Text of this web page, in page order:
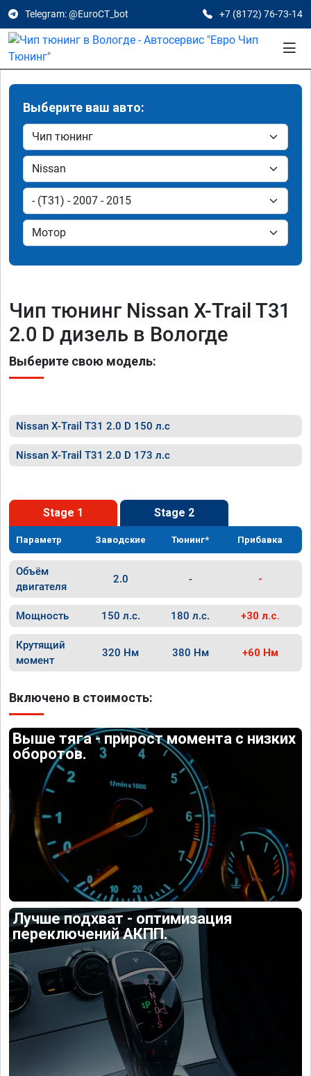
Telegram: @EuroCT_bot +7 (8172) 76-73-14
Выберите ваш авто:
Чип тюнинг Nissan X-Trail T31
2.0 D дизель в Вологде
Выберите свою модель:
Nissan X-Trail T31 2.0 D 150 л.с
Nissan X-Trail T31 2.0 D 173 л.с
Stage 1 Stage 2
Параметр Заводские Тюнинг* Прибавка
Объём
двигателя
2.0 - -
Мощность 150 л.с. 180 л.с. +30 л.с.
Крутящий
момент
320 Нм 380 Нм +60 Нм
Включено в стоимость:
Выше тяга - прирост момента с низких
оборотов.
Лучше подхват - оптимизация
переключений АКПП.